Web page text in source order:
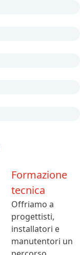
Formazione
tecnica
Offriamo a
progettisti,
installatori e
manutentori un